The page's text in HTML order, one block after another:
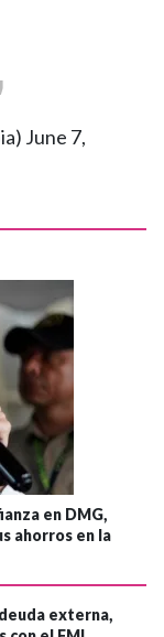
June 7,
en DMG,
ahorros en la
externa,